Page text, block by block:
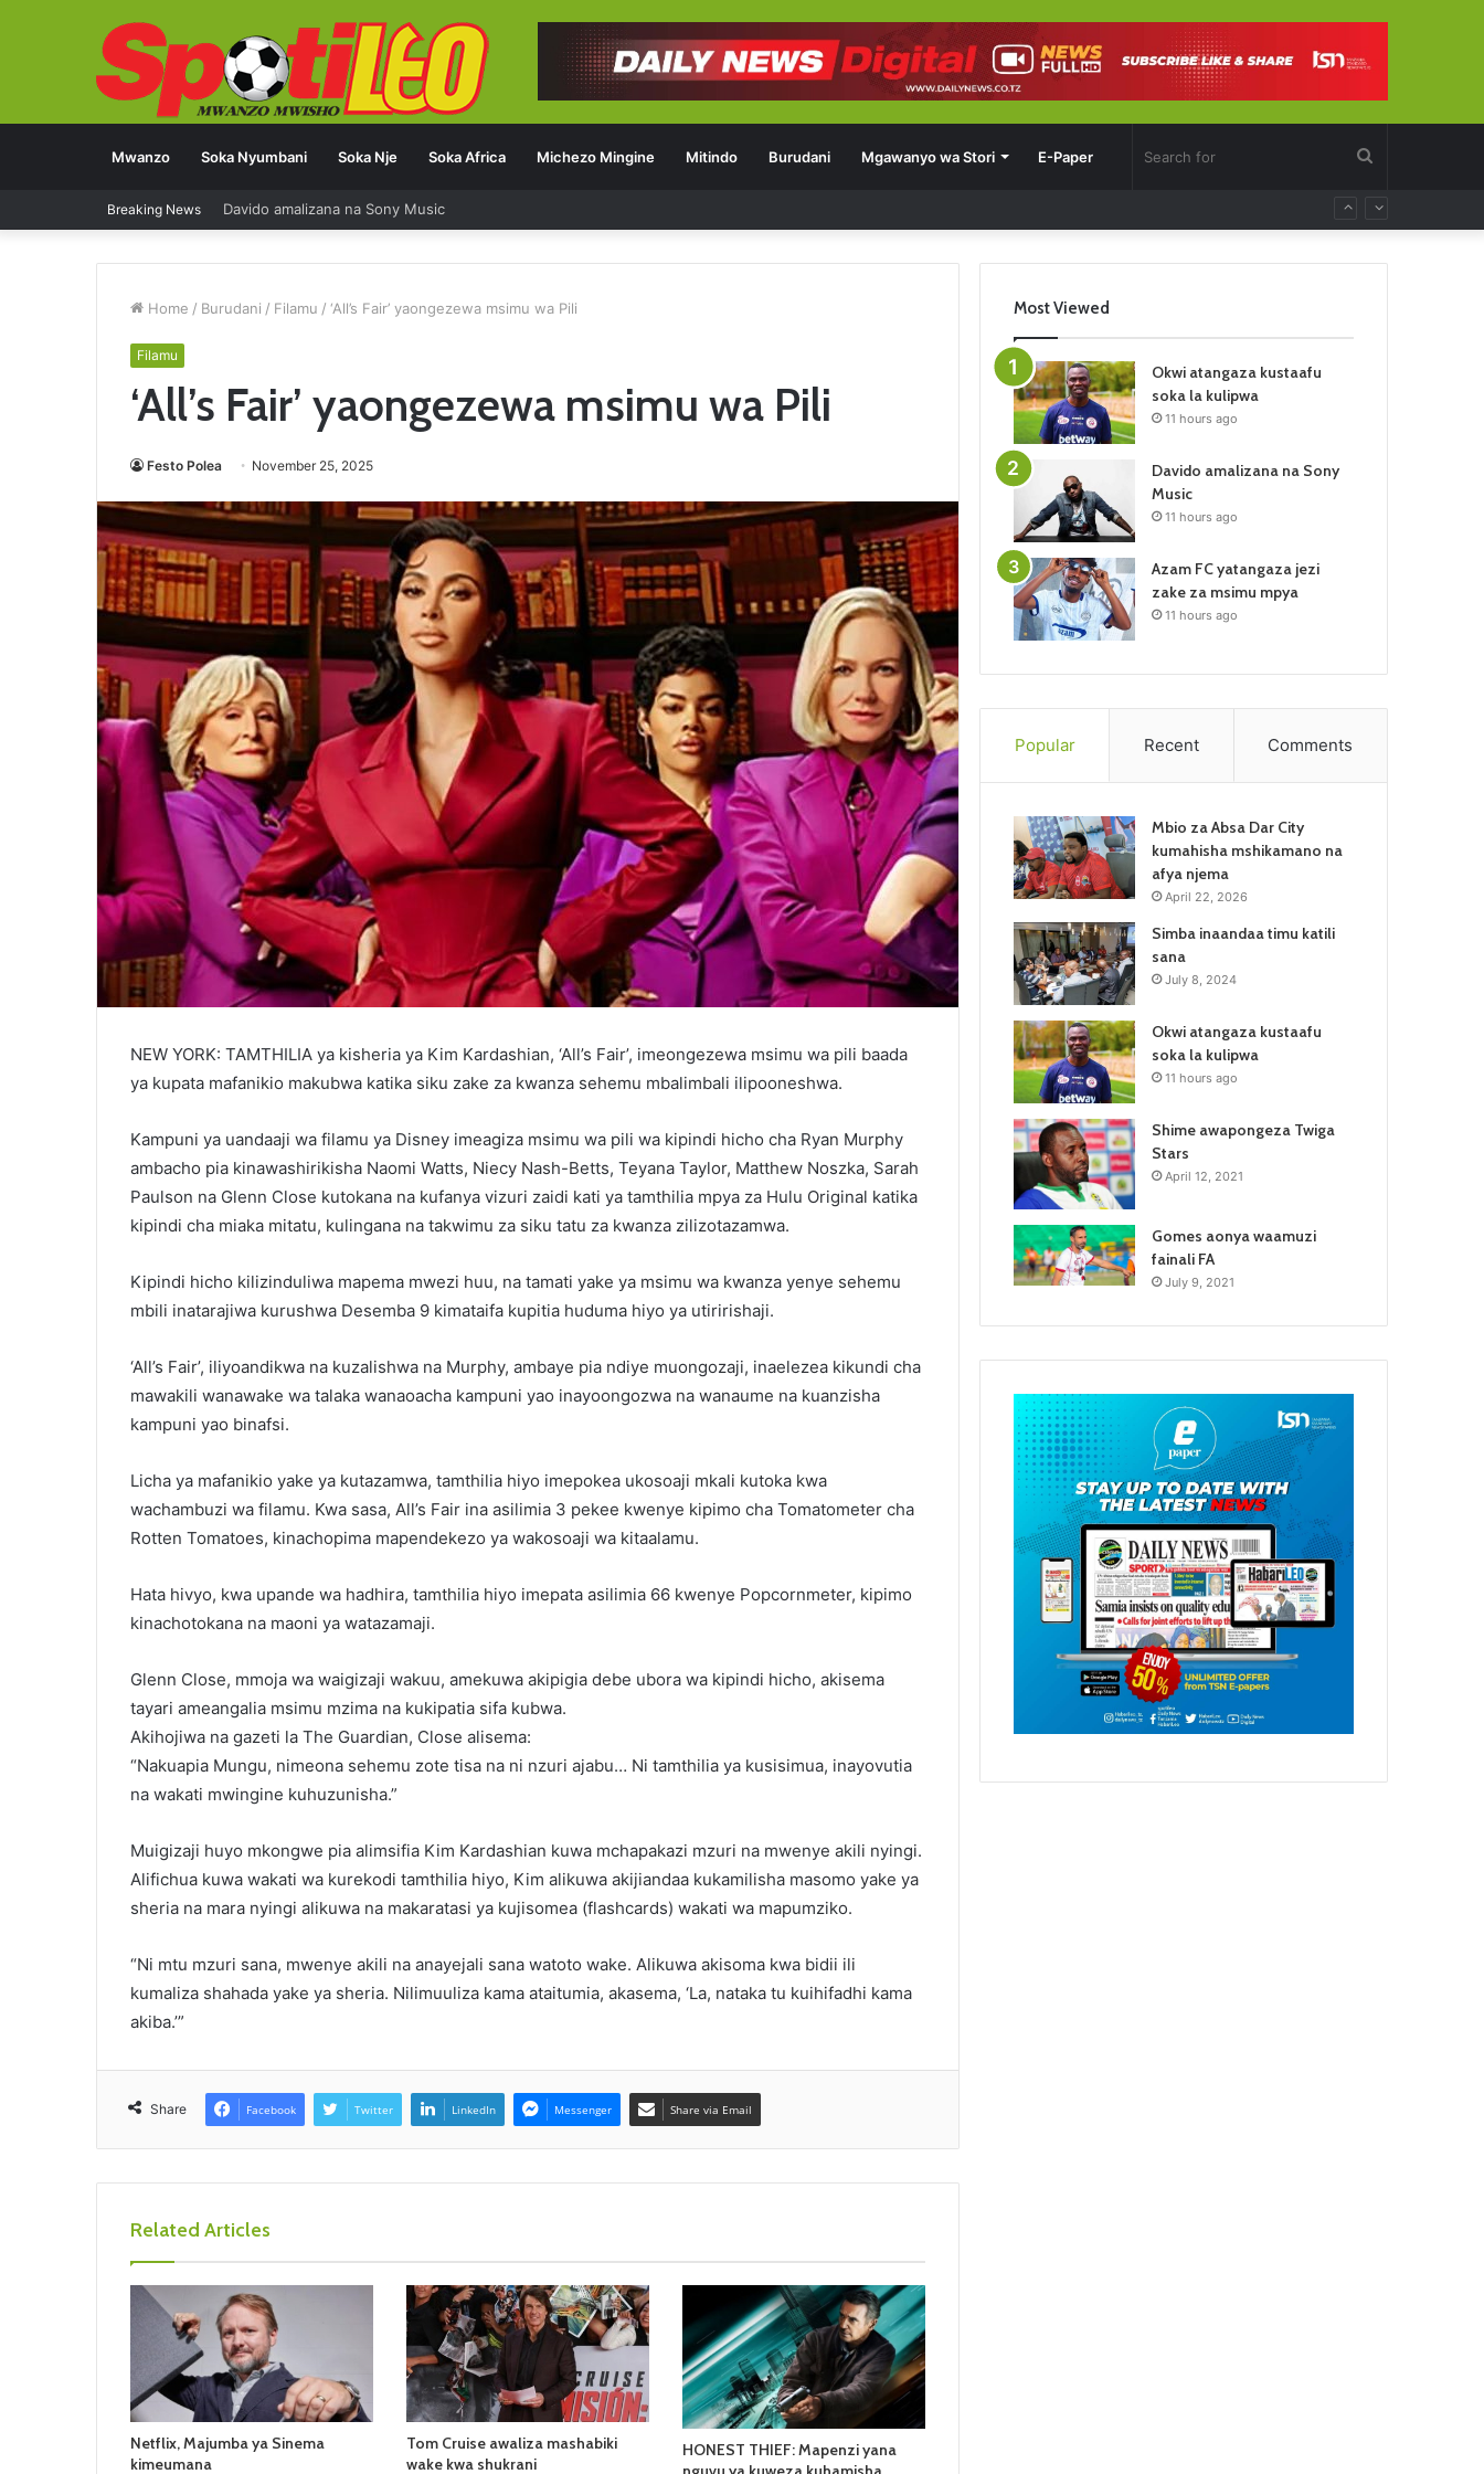
Mwanzo Soka Nyumbani Soka Nje Soka Africa Michezo Mingine Mitindo Burudani Mgawanyo wa Stori E-Paper
Breaking News
Home / Burudani / Filamu / ‘All’s Fair’ yaongezewa msimu wa Pili
Filamu
‘All’s Fair’ yaongezewa msimu wa Pili
Festo Polea November 25, 2025
NEW YORK: TAMTHILIA ya kisheria ya Kim Kardashian, ‘All’s Fair’, imeongezewa msimu wa pili baada
ya kupata mafanikio makubwa katika siku zake za kwanza sehemu mbalimbali ilipooneshwa.
Kampuni ya uandaaji wa filamu ya Disney imeagiza msimu wa pili wa kipindi hicho cha Ryan Murphy
ambacho pia kinawashirikisha Naomi Watts, Niecy Nash-Betts, Teyana Taylor, Matthew Noszka, Sarah
Paulson na Glenn Close kutokana na kufanya vizuri zaidi kati ya tamthilia mpya za Hulu Original katika
kipindi cha miaka mitatu, kulingana na takwimu za siku tatu za kwanza zilizotazamwa.
Kipindi hicho kilizinduliwa mapema mwezi huu, na tamati yake ya msimu wa kwanza yenye sehemu
mbili inatarajiwa kurushwa Desemba 9 kimataifa kupitia huduma hiyo ya utiririshaji.
‘All’s Fair’, iliyoandikwa na kuzalishwa na Murphy, ambaye pia ndiye muongozaji, inaelezea kikundi cha
mawakili wanawake wa talaka wanaoacha kampuni yao inayoongozwa na wanaume na kuanzisha
kampuni yao binafsi.
Licha ya mafanikio yake ya kutazamwa, tamthilia hiyo imepokea ukosoaji mkali kutoka kwa
wachambuzi wa filamu. Kwa sasa, All’s Fair ina asilimia 3 pekee kwenye kipimo cha Tomatometer cha
Rotten Tomatoes, kinachopima mapendekezo ya wakosoaji wa kitaalamu.
Hata hivyo, kwa upande wa hadhira, tamthilia hiyo imepata asilimia 66 kwenye Popcornmeter, kipimo
kinachotokana na maoni ya watazamaji.
Glenn Close, mmoja wa waigizaji wakuu, amekuwa akipigia debe ubora wa kipindi hicho, akisema
tayari ameangalia msimu mzima na kukipatia sifa kubwa.
Akihojiwa na gazeti la The Guardian, Close alisema:
“Nakuapia Mungu, nimeona sehemu zote tisa na ni nzuri ajabu… Ni tamthilia ya kusisimua, inayovutia
na wakati mwingine kuhuzunisha.”
Muigizaji huyo mkongwe pia alimsifia Kim Kardashian kuwa mchapakazi mzuri na mwenye akili nyingi.
Alifichua kuwa wakati wa kurekodi tamthilia hiyo, Kim alikuwa akijiandaa kukamilisha masomo yake ya
sheria na mara nyingi alikuwa na makaratasi ya kujisomea (flashcards) wakati wa mapumziko.
“Ni mtu mzuri sana, mwenye akili na anayejali sana watoto wake. Alikuwa akisoma kwa bidii ili
kumaliza shahada yake ya sheria. Nilimuuliza kama ataitumia, akasema, ‘La, nataka tu kuihifadhi kama
akiba.’”
Share Facebook Twitter LinkedIn Messenger Share via Email
Related Articles
Netflix, Majumba ya Sinema
kimeumana
Tom Cruise awaliza mashabiki
wake kwa shukrani
HONEST THIEF: Mapenzi yana
Most Viewed
Okwi atangaza kustaafu
soka la kulipwa
11 hours ago
Davido amalizana na Sony
Music
11 hours ago
Azam FC yatangaza jezi
zake za msimu mpya
11 hours ago
Popular Recent Comments
Mbio za Absa Dar City
kumahisha mshikamano na
afya njema
April 22, 2026
Simba inaandaa timu katili
sana
July 8, 2024
Okwi atangaza kustaafu
soka la kulipwa
11 hours ago
Shime awapongeza Twiga
Stars
April 12, 2021
Gomes aonya waamuzi
fainali FA
July 9, 2021